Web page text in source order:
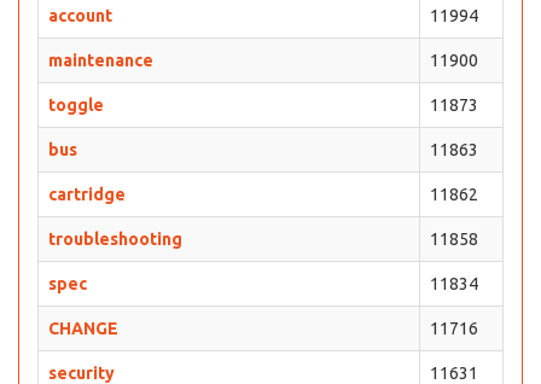
account 11994
maintenance 11900
toggle 11873
bus 11863
cartridge 11862
troubleshooting 11858
spec 11834
CHANGE 11716
security 11631